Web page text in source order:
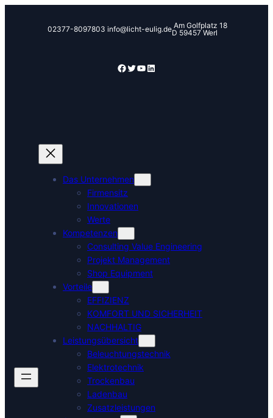
02377-8097803 info@licht-eulig.de Am Golfplatz 18
D 59457 Werl
Facebook Twitter YouTube LinkedIn
Das Unternehmen
Firmensitz
Innovationen
Werte
Kompetenzen
Consulting Value Engineering
Projekt Management
Shop Equipment
Vorteile
EFFIZIENZ
KOMFORT UND SICHERHEIT
NACHHALTIG
Leistungsübersicht
Beleuchtungstechnik
Elektrotechnik
Trockenbau
Ladenbau
Zusatzleistungen